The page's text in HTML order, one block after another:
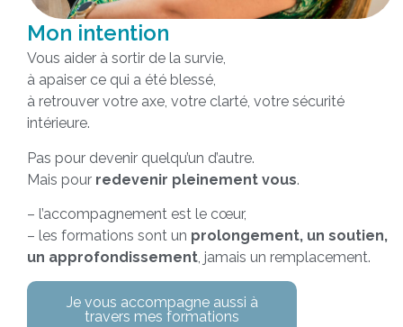
Mon intention
Vous aider à sortir de la survie,
à apaiser ce qui a été blessé,
à retrouver votre axe, votre clarté, votre sécurité
intérieure.
Pas pour devenir quelqu’un d’autre.
Mais pour redevenir pleinement vous.
– l’accompagnement est le cœur,
– les formations sont un prolongement, un soutien,
un approfondissement, jamais un remplacement.
Je vous accompagne aussi à
travers mes formations